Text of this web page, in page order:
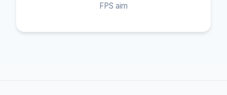
FPS aim